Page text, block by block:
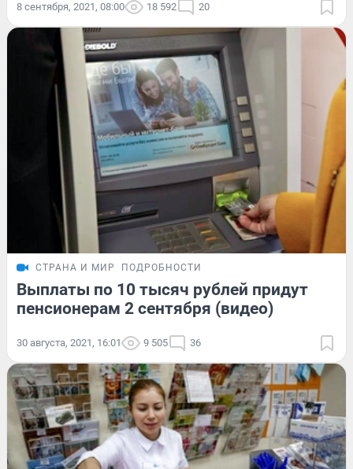
8 сентября, 2021, 08:00 18 592 20
СТРАНА И МИР ПОДРОБНОСТИ
Выплаты по 10 тысяч рублей придут
пенсионерам 2 сентября (видео)
30 августа, 2021, 16:01 9 505 36